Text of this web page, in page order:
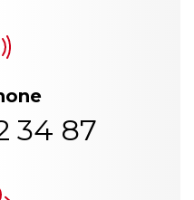
34 87